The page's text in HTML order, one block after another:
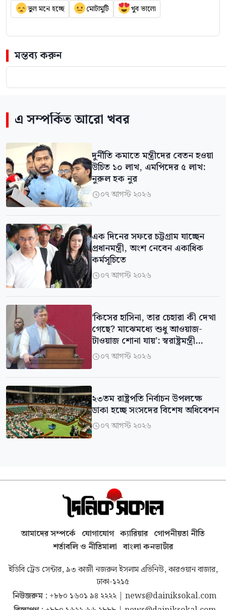
ভুল মনে হচ্ছে মোটামুটি খুব ভালো
মন্তব্য করুন
এ সম্পর্কিত আরো খবর
দুর্নীতি কমাতে মন্ত্রীদের বেতন হওয়া
উচিত ১০ লাখ, এমপিদের ৫ লাখ:
নুরুল হক নুর
০৭ আগস্ট ২০২৬
এক দিনের সফরে চট্টগ্রাম যাচ্ছেন
প্রধানমন্ত্রী, অংশ নেবেন একাধিক
কর্মসূচিতে
০৭ আগস্ট ২০২৬
‘কিসের হাসিনা, তার চেহারা কী দেখা
গেছে? মাঝেমধ্যে শুধু আওয়াজ-
টাওয়াজ শোনা যায়’: স্বরাষ্ট্রমন্ত্রী
সালাউদ্দিন
০৭ আগস্ট ২০২৬
২৩তম রাষ্ট্রপতি নির্বাচন উপলক্ষে
ডাকা হচ্ছে সংসদের বিশেষ অধিবেশন
০৭ আগস্ট ২০২৬
আমাদের সম্পর্কে যোগাযোগ ক্যারিয়ার গোপনীয়তা নীতি
শর্তাবলি ও নীতিমালা বাংলা কনভার্টার
ইডিবি ট্রেড সেন্টার, ৯৩ কাজী নজরুল ইসলাম এভিনিউ, কারওয়ান বাজার,
ঢাকা-১২১৫
নিউজরুম : +৮৮০ ১৬০১ ৯৪ ২২২২| news@dainiksokal.com